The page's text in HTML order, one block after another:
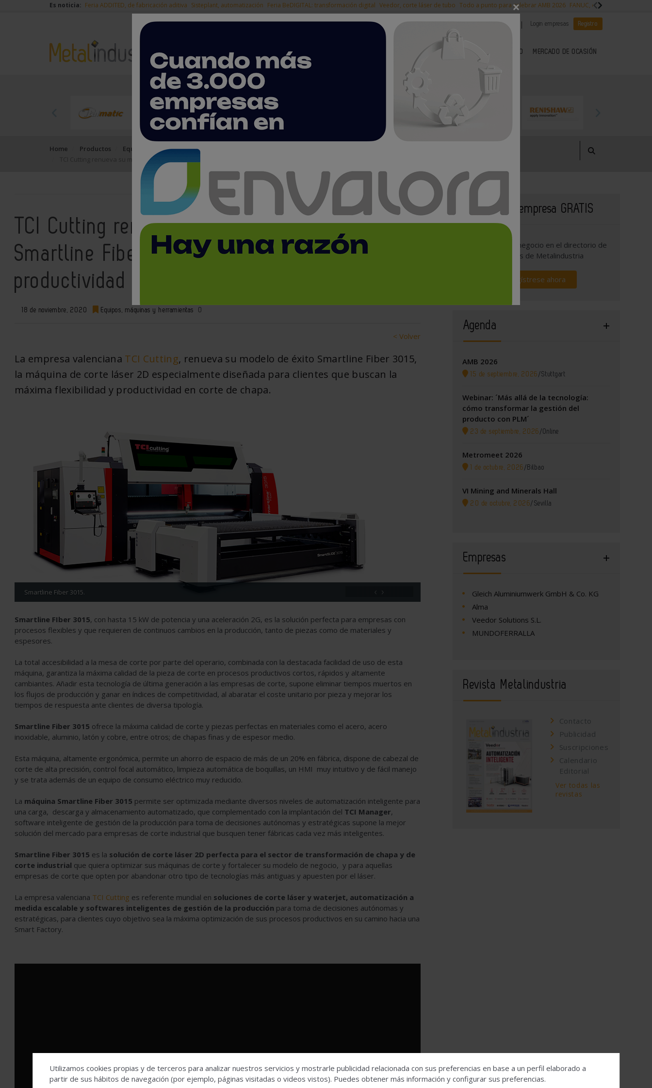
Es noticia: Feria ADDITED, de fabricación aditiva Sisteplant, automatización Feria BeDIGITAL: transformación digital Veedor, corte láser de tubo Todo a punto para celebrar AMB 2026 FANUC, colaboración con
| Es noticia | CANAL EMPLEO | Login empresas Registro
NOTICIAS PRODUCTOS EMPRESAS DEL SECTOR DEL METAL KIOSCO MERCADO DE OCASIÓN
Home Productos
Equipos, máquinas y herramientas
TCI Cutting renueva su modelo de éxito Smartline Fiber 3015, máxima flexibilidad y productividad en corte de chapa 2D
TCI Cutting renueva su modelo de éxito
Smartline Fiber 3015, máxima flexibilidad y
productividad en corte de chapa 2D
18 de noviembre, 2020 Equipos, máquinas y herramientas 0
< Volver
La empresa valenciana TCI Cutting, renueva su modelo de éxito Smartline Fiber 3015,
la máquina de corte láser 2D especialmente diseñada para clientes que buscan la
máxima flexibilidad y productividad en corte de chapa.
Smartline Fiber 3015. ‹ ›
Smartline FIber 3015, con hasta 15 kW de potencia y una aceleración 2G, es la solución perfecta para empresas con
procesos flexibles y que requieren de continuos cambios en la producción, tanto de piezas como de materiales y
espesores.
La total accesibilidad a la mesa de corte por parte del operario, combinada con la destacada facilidad de uso de esta
máquina, garantiza la máxima calidad de la pieza de corte en procesos productivos cortos, rápidos y altamente
cambiantes. Añadir esta tecnología de última generación a las empresas de corte, supone eliminar tiempos muertos en
los flujos de producción y ganar en índices de competitividad, al abaratar el coste unitario por pieza y mejorar los
tiempos de respuesta ante clientes de diversa tipología.
Smartline Fiber 3015 ofrece la máxima calidad de corte y piezas perfectas en materiales como el acero, acero
inoxidable, aluminio, latón y cobre, entre otros; de chapas finas y de espesor medio.
Esta máquina, altamente ergonómica, permite un ahorro de espacio de más de un 20% en fábrica, dispone de cabezal de
corte de alta precisión, control focal automático, limpieza automática de boquillas, un HMI muy intuitivo y de fácil manejo
y se trata además de un equipo de consumo eléctrico muy reducido.
La máquina Smartline Fiber 3015 permite ser optimizada mediante diversos niveles de automatización inteligente para
una carga, descarga y almacenamiento automatizado, que complementado con la implantación del TCI Manager,
software inteligente de gestión de la producción para toma de decisiones autónomas y estratégicas supone la mejor
solución del mercado para empresas de corte industrial que busquen tener fábricas cada vez más inteligentes.
Smartline Fiber 3015 es la solución de corte láser 2D perfecta para el sector de transformación de chapa y de
corte industrial que quiera optimizar sus máquinas de corte y fortalecer su modelo de negocio, y para aquellas
empresas de corte que opten por abandonar otro tipo de tecnologías más antiguas y apuesten por el láser.
La empresa valenciana TCI Cutting es referente mundial en soluciones de corte láser y waterjet, automatización a
medida escalable y softwares inteligentes de gestión de la producción para toma de decisiones autónomas y
estratégicas, para clientes cuyo objetivo sea la máxima optimización de sus procesos productivos en su camino hacia una
Smart Factory.
Para poder ver este Vídeo ha de habilitar las Cookies de
Marketing, puede hacerlo desde la
Publique su empresa GRATIS
Promocione su negocio en el directorio de
empresas de Metalindustria
Regístrese ahora
Agenda
AMB 2026
15 de septiembre, 2026 /Stuttgart
Webinar: ´Más allá de la tecnología:
cómo transformar la gestión del
producto con PLM´
23 de septiembre, 2026 /Online
Metromeet 2026
1 de octubre, 2026 / Bilbao
VI Mining and Minerals Hall
20 de octubre, 2026/ Sevilla
Empresas
Gleich Aluminiumwerk GmbH & Co. KG
Alma
Veedor Solutions S.L.
MUNDOFERRALLA
Revista Metalindustria
Contacto
Publicidad
Suscripciones
Calendario
Editorial
Ver todas las
revistas
Utilizamos cookies propias y de terceros para analizar nuestros servicios y mostrarle publicidad relacionada con sus preferencias en base a un perfil elaborado a
partir de sus hábitos de navegación (por ejemplo, páginas visitadas o videos vistos). Puedes obtener más información y configurar sus preferencias.
×